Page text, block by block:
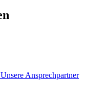
Unsere Ansprechpartner